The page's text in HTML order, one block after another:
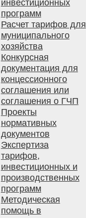
инвестиционных
программ
Расчет тарифов для
муниципального
хозяйства
Конкурсная
документация для
концессионного
соглашения или
соглашения о ГЧП
Проекты
нормативных
документов
Экспертиза
тарифов,
инвестиционных и
производственных
программ
Методическая
помощь в